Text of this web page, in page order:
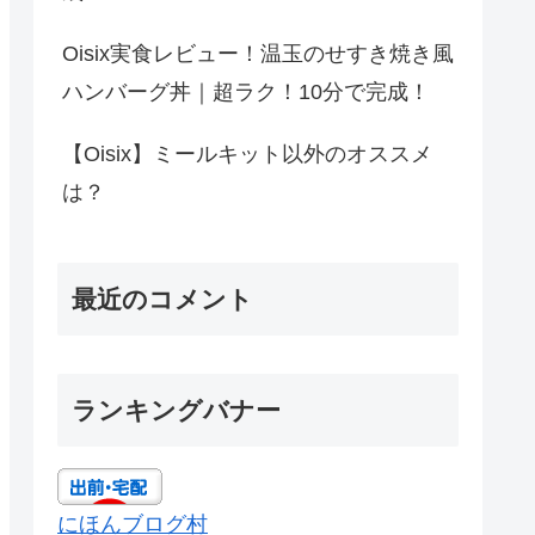
Oisix実食レビュー！温玉のせすき焼き風
ハンバーグ丼｜超ラク！10分で完成！
【Oisix】ミールキット以外のオススメ
は？
最近のコメント
ランキングバナー
にほんブログ村